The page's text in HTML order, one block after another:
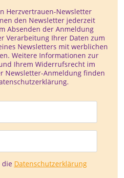
Herzvertrauen-­Newsletter
den Newsletter jederzeit
Absenden der Anmeldung
Verarbeitung Ihrer Daten zum
Newsletters mit werblichen
Weitere Informationen zur
Ihrem Widerrufsrecht im
Newsletter-Anmeldung finden
die Datenschutzerklärung